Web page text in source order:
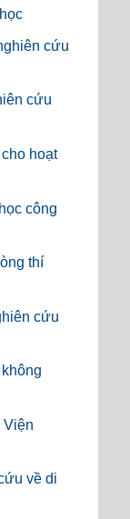
cứu
cứu
hoạt
công
thí
cứu
Viện
về di